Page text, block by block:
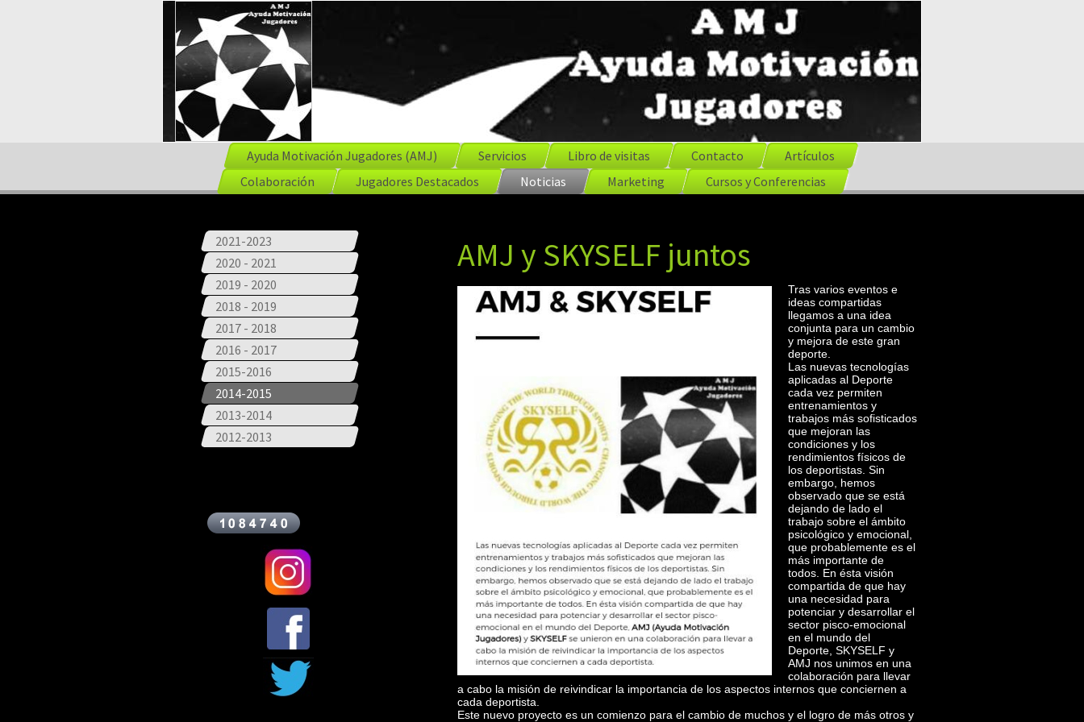
Ayuda Motivación Jugadores (AMJ) Servicios Libro de visitas Contacto
Artículos
Colaboración
Jugadores Destacados Noticias Marketing Cursos y Conferencias
2021-2023
2020 - 2021
2019 - 2020
2018 - 2019
2017 - 2018
2016 - 2017
2015-2016
2014-2015
2013-2014
2012-2013
AMJ y SKYSELF juntos
Tras varios eventos e
ideas compartidas
llegamos a una idea
conjunta para un cambio
y mejora de este gran
deporte.
Las nuevas tecnologías
aplicadas al Deporte
cada vez permiten
entrenamientos y
trabajos más sofisticados
que mejoran las
condiciones y los
rendimientos físicos de
los deportistas. Sin
embargo, hemos
observado que se está
dejando de lado el
trabajo sobre el ámbito
psicológico y emocional,
que probablemente es el
más importante de
todos. En ésta visión
compartida de que hay
una necesidad para
potenciar y desarrollar el
sector pisco-emocional
en el mundo del
Deporte, SKYSELF y
AMJ nos unimos en una
colaboración para llevar
a cabo la misión de reivindicar la importancia de los aspectos internos que conciernen a
cada deportista.
Este nuevo proyecto es un comienzo para el cambio de muchos y el logro de más otros y